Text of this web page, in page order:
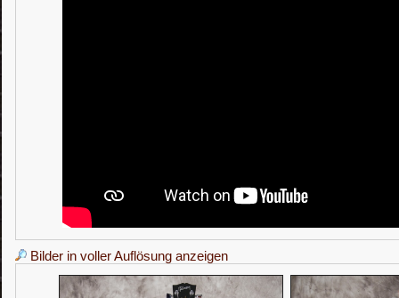
Bilder in voller Auflösung anzeigen